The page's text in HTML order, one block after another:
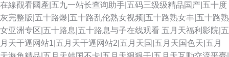
在線觀看國產|五九一站长查询助手|五码三级级精品国产|五十度
灰完整版|五十路爆|五十路乱伦熟女视频|五十路熟女丰|五十路熟
女亚洲专区|五十路息|五十路息与子在线观看 五月天福利影院|五
月天干逼网站1|五月天干逼网站2|五月天国|五月天国色天|五月